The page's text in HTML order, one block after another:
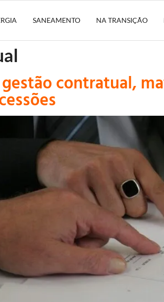
SANEAMENTO NA TRANSIÇÃO
contratual,